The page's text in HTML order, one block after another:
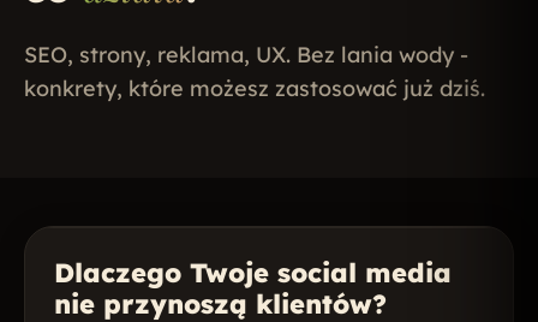
SEO, strony, reklama, UX. Bez lania wody -
konkrety, które możesz zastosować już dziś.
01
Dlaczego Twoje social media
nie przynoszą klientów?